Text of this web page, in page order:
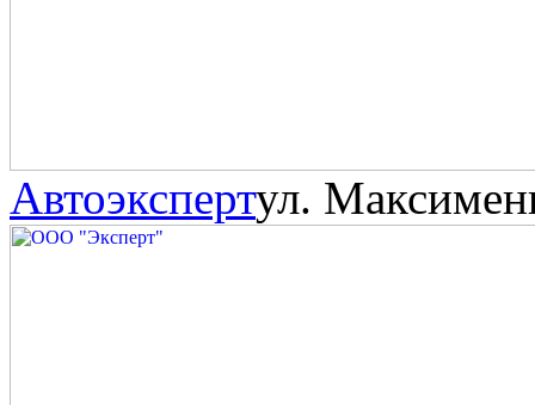
Автоэкспертул.